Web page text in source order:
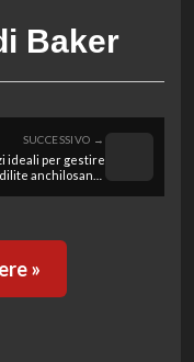
Baker
SUCCESSIVO →
ideali per gestire
anchilosante
»